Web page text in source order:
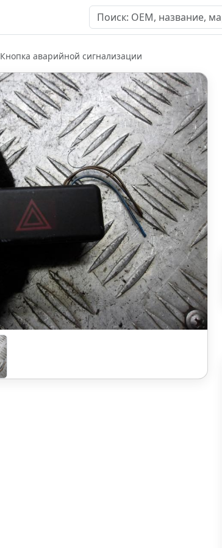
Кнопка аварийной сигнализации